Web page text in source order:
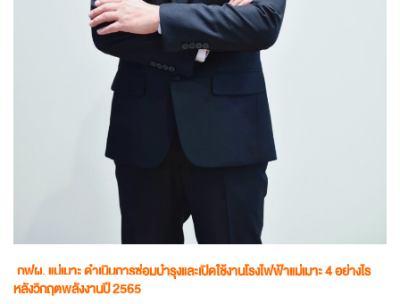
กฟผ. แม่เมาะ ดำเนินการซ่อมบำรุงและเปิดใช้งานโรงไฟฟ้าแม่เมาะ 4 อย่างไร
หลังวิกฤตพลังงานปี 2565